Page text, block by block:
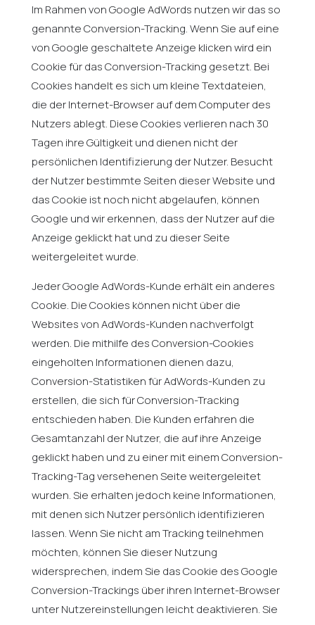
Im Rahmen von Google AdWords nutzen wir das so
genannte Conversion-Tracking. Wenn Sie auf eine
von Google geschaltete Anzeige klicken wird ein
Cookie für das Conversion-Tracking gesetzt. Bei
Cookies handelt es sich um kleine Textdateien,
die der Internet-Browser auf dem Computer des
Nutzers ablegt. Diese Cookies verlieren nach 30
Tagen ihre Gültigkeit und dienen nicht der
persönlichen Identifizierung der Nutzer. Besucht
der Nutzer bestimmte Seiten dieser Website und
das Cookie ist noch nicht abgelaufen, können
Google und wir erkennen, dass der Nutzer auf die
Anzeige geklickt hat und zu dieser Seite
weitergeleitet wurde.
Jeder Google AdWords-Kunde erhält ein anderes
Cookie. Die Cookies können nicht über die
Websites von AdWords-Kunden nachverfolgt
werden. Die mithilfe des Conversion-Cookies
eingeholten Informationen dienen dazu,
Conversion-Statistiken für AdWords-Kunden zu
erstellen, die sich für Conversion-Tracking
entschieden haben. Die Kunden erfahren die
Gesamtanzahl der Nutzer, die auf ihre Anzeige
geklickt haben und zu einer mit einem Conversion-
Tracking-Tag versehenen Seite weitergeleitet
wurden. Sie erhalten jedoch keine Informationen,
mit denen sich Nutzer persönlich identifizieren
lassen. Wenn Sie nicht am Tracking teilnehmen
möchten, können Sie dieser Nutzung
widersprechen, indem Sie das Cookie des Google
Conversion-Trackings über ihren Internet-Browser
unter Nutzereinstellungen leicht deaktivieren. Sie